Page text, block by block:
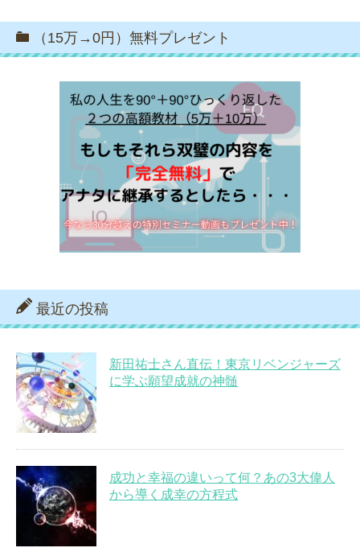
（15万→0円）無料プレゼント
最近の投稿
新田祐士さん直伝！東京リベンジャーズ
に学ぶ願望成就の神髄
成功と幸福の違いって何？あの3大偉人
から導く成幸の方程式